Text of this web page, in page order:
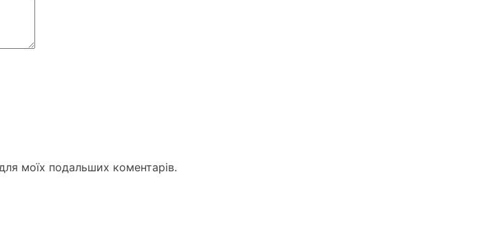
моїх подальших коментарів.